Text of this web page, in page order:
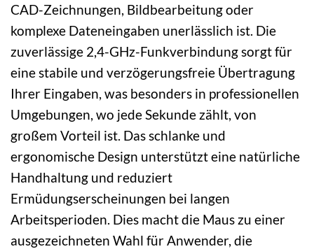
CAD-Zeichnungen, Bildbearbeitung oder
komplexe Dateneingaben unerlässlich ist. Die
zuverlässige 2,4-GHz-Funkverbindung sorgt für
eine stabile und verzögerungsfreie Übertragung
Ihrer Eingaben, was besonders in professionellen
Umgebungen, wo jede Sekunde zählt, von
großem Vorteil ist. Das schlanke und
ergonomische Design unterstützt eine natürliche
Handhaltung und reduziert
Ermüdungserscheinungen bei langen
Arbeitsperioden. Dies macht die Maus zu einer
ausgezeichneten Wahl für Anwender, die